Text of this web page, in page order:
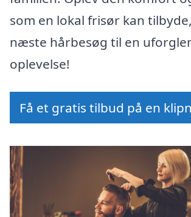
som en lokal frisør kan
næste hårbesøg til en
oplevelse!
Få et gratis tilbud på en